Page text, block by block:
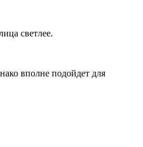
светлее.
вполне подойдет для